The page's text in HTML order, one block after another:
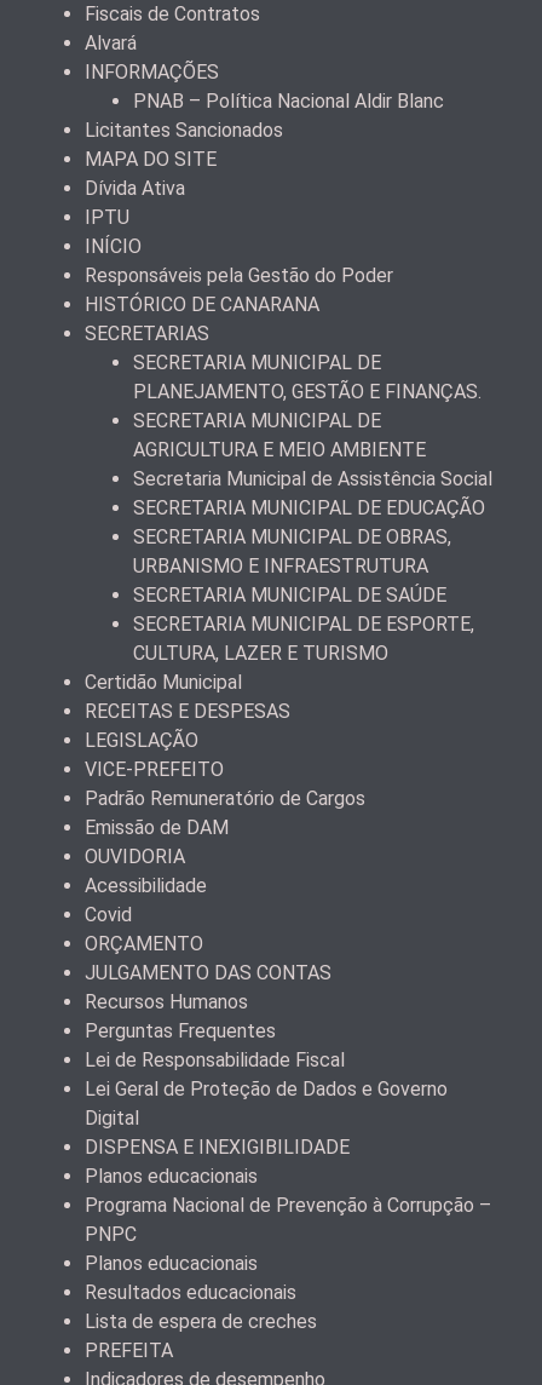
Fiscais de Contratos
Alvará
INFORMAÇÕES
PNAB – Política Nacional Aldir Blanc
Licitantes Sancionados
MAPA DO SITE
Dívida Ativa
IPTU
INÍCIO
Responsáveis pela Gestão do Poder
HISTÓRICO DE CANARANA
SECRETARIAS
SECRETARIA MUNICIPAL DE
PLANEJAMENTO, GESTÃO E FINANÇAS.
SECRETARIA MUNICIPAL DE
AGRICULTURA E MEIO AMBIENTE
Secretaria Municipal de Assistência Social
SECRETARIA MUNICIPAL DE EDUCAÇÃO
SECRETARIA MUNICIPAL DE OBRAS,
URBANISMO E INFRAESTRUTURA
SECRETARIA MUNICIPAL DE SAÚDE
SECRETARIA MUNICIPAL DE ESPORTE,
CULTURA, LAZER E TURISMO
Certidão Municipal
RECEITAS E DESPESAS
LEGISLAÇÃO
VICE-PREFEITO
Padrão Remuneratório de Cargos
Emissão de DAM
OUVIDORIA
Acessibilidade
Covid
ORÇAMENTO
JULGAMENTO DAS CONTAS
Recursos Humanos
Perguntas Frequentes
Lei de Responsabilidade Fiscal
Lei Geral de Proteção de Dados e Governo
Digital
DISPENSA E INEXIGIBILIDADE
Planos educacionais
Programa Nacional de Prevenção à Corrupção –
PNPC
Planos educacionais
Resultados educacionais
Lista de espera de creches
PREFEITA
Indicadores de desempenho